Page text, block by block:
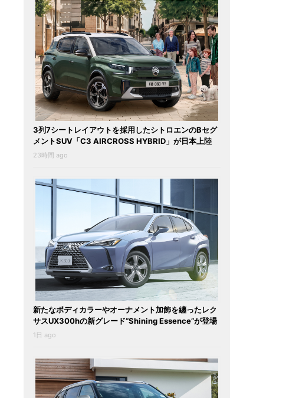
3列7シートレイアウトを採用したシトロエンのBセグ
メントSUV「C3 AIRCROSS HYBRID」が日本上陸
23時間 ago
新たなボディカラーやオーナメント加飾を纏ったレク
サスUX300hの新グレード“Shining Essence”が登場
1日 ago